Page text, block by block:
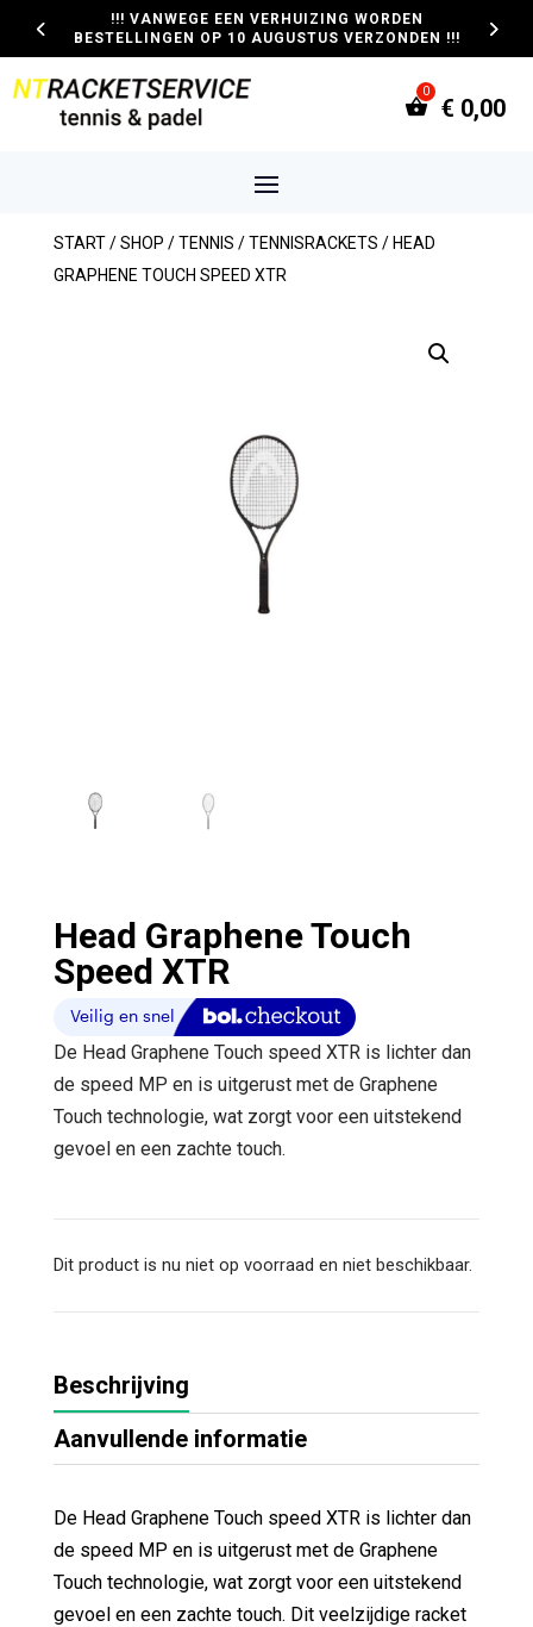
!!! VANWEGE EEN VERHUIZING WORDEN
BESTELLINGEN OP 10 AUGUSTUS VERZONDEN !!!
€ 0,00
START/SHOP /TENNIS /TENNISRACKETS / HEAD
GRAPHENE TOUCH SPEED XTR
Head Graphene Touch
Speed XTR
De Head Graphene Touch speed XTR is lichter dan
de speed MP en is uitgerust met de Graphene
Touch technologie, wat zorgt voor een uitstekend
gevoel en een zachte touch.
Dit product is nu niet op voorraad en niet beschikbaar.
Beschrijving
Aanvullende informatie
De Head Graphene Touch speed XTR is lichter dan
de speed MP en is uitgerust met de Graphene
Touch technologie, wat zorgt voor een uitstekend
gevoel en een zachte touch. Dit veelzijdige racket